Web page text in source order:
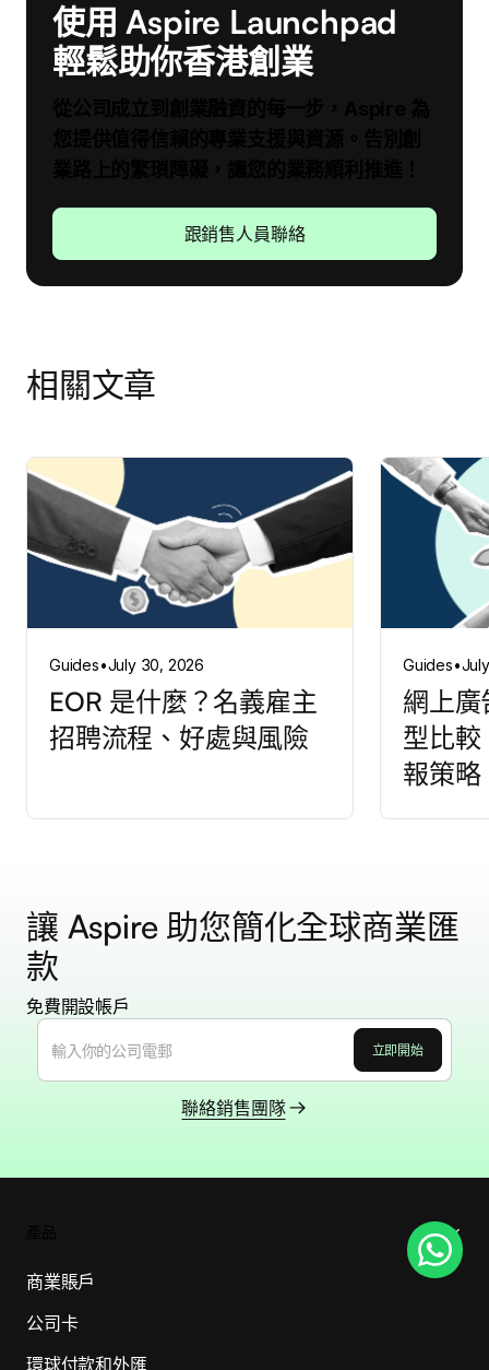
使用 Aspire Launchpad
輕鬆助你香港創業
跟銷售人員聯絡
相關文章
Guides•July 30, 2026
EOR 是什麼？名義雇主
招聘流程、好處與風險
Guides•
網上廣
型比較
報策略
讓 Aspire 助您簡化全球商業匯
款
免費開設帳戶
聯絡銷售團隊
商業賬戶
公司卡
環球付款和外匯